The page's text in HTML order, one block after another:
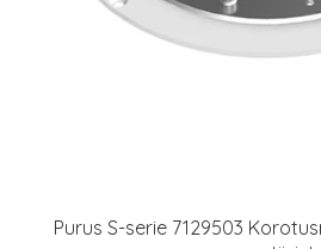
Purus S-serie 7129503